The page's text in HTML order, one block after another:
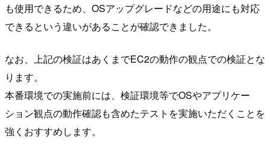
も使用できるため、OSアップグレードなどの用途にも対応
できるという違いがあることが確認できました。
なお、上記の検証はあくまでEC2の動作の観点での検証とな
ります。
本番環境での実施前には、検証環境等でOSやアプリケー
ション観点の動作確認も含めたテストを実施いただくことを
強くおすすめします。